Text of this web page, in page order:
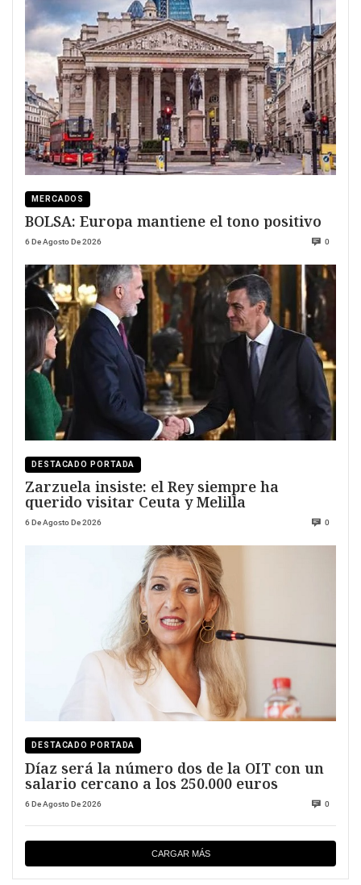
MERCADOS
BOLSA: Europa mantiene el tono positivo
6 De Agosto De 2026 0
DESTACADO PORTADA
Zarzuela insiste: el Rey siempre ha
querido visitar Ceuta y Melilla
6 De Agosto De 2026 0
DESTACADO PORTADA
Díaz será la número dos de la OIT con un
salario cercano a los 250.000 euros
6 De Agosto De 2026 0
CARGAR MÁS